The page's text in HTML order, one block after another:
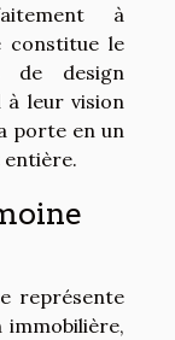
à
constitue le
de design
à leur vision
porte en un
représente